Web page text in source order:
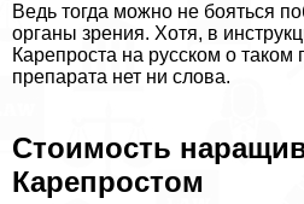
Ведь тогда можно не бояться
органы зрения. Хотя, в
Карепроста на русском о таком
препарата нет ни слова.
Стоимость
Карепростом